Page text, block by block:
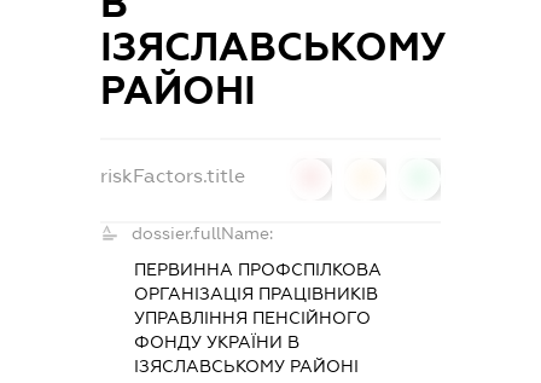
ІЗЯСЛАВСЬКОМУ
РАЙОНІ
riskFactors.title
dossier.fullName:
ПЕРВИННА ПРОФСПІЛКОВА
ОРГАНІЗАЦІЯ ПРАЦІВНИКІВ
УПРАВЛІННЯ ПЕНСІЙНОГО
ФОНДУ УКРАЇНИ В
ІЗЯСЛАВСЬКОМУ РАЙОНІ